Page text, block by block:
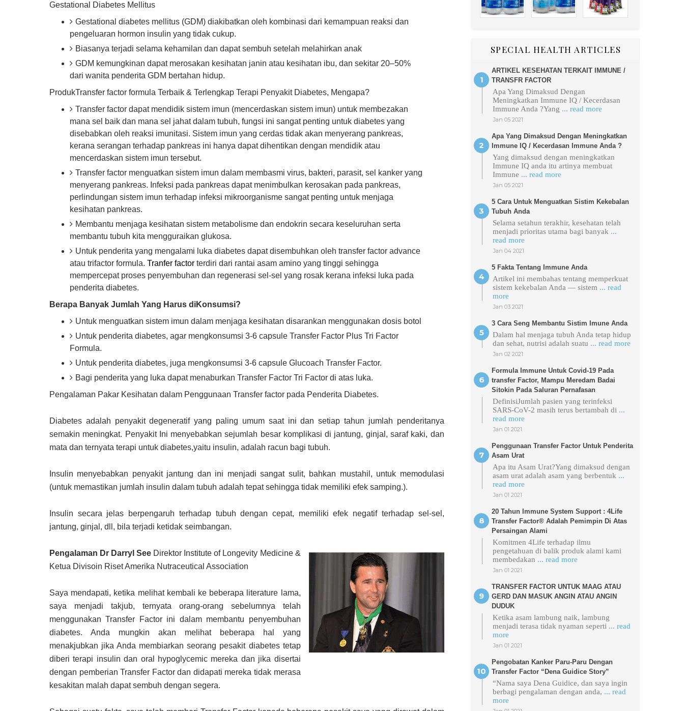
Gestational Diabetes Mellitus
Gestational diabetes mellitus (GDM) diakibatkan oleh kombinasi dari kemampuan reaksi dan
pengeluaran hormon insulin yang tidak cukup.
Biasanya terjadi selama kehamilan dan dapat sembuh setelah melahirkan anak
GDM kemungkinan dapat merosakan kesihatan janin atau kesihatan ibu, dan sekitar 20–50%
dari wanita penderita GDM bertahan hidup.
ProdukTransfer factor formula Terbaik & Terlengkap Terapi Penyakit Diabetes, Mengapa?
Transfer factor dapat mendidik sistem imun (mencerdaskan sistem imun) untuk membezakan
mana sel baik dan mana sel jahat dalam tubuh, fungsi ini sangat penting untuk diabetes yang
disebabkan oleh reaksi imunitasi. Sistem imun yang cerdas tidak akan menyerang pankreas,
kerana serangan terhadap pankreas ini hanya dapat dihentikan dengan mendidik atau
mencerdaskan sistem imun tersebut.
Transfer factor menguatkan sistem imun dalam membasmi virus, bakteri, parasit, sel kanker yang
menyerang pankreas. Infeksi pada pankreas dapat menimbulkan kerosakan pada pankreas,
perlindungan sistem imun terhadap infeksi mikroorganisme sangat penting untuk menjaga
kesihatan pankreas.
Membantu menjaga kesihatan sistem metabolisme dan endokrin secara keseluruhan serta
membantu tubuh kita mengguraikan glukosa.
Untuk penderita yang mengalami luka diabetes dapat disembuhkan oleh transfer factor advance
atau trifactor formula. Tranfer factor terdiri dari rantai asam amino yang tinggi sehingga
mempercepat proses penyembuhan dan regenerasi sel-sel yang rosak kerana infeksi luka pada
penderita diabetes.
Berapa Banyak Jumlah Yang Harus diKonsumsi?
Untuk menguatkan sistem imun dalam menjaga kesihatan disarankan menggunakan dosis botol
Untuk penderita diabetes, agar mengkonsumsi 3-6 capsule Transfer Factor Plus Tri Factor
Formula.
Untuk penderita diabetes, juga mengkonsumsi 3-6 capsule Glucoach Transfer Factor.
Bagi penderita yang luka dapat menaburkan Transfer Factor Tri Factor di atas luka.
Pengalaman Pakar Kesihatan dalam Penggunaan Transfer factor pada Penderita Diabetes.
Diabetes adalah penyakit degeneratif yang paling umum saat ini dan setiap tahun jumlah penderitanya
semakin meningkat. Penyakit Ini menyebabkan sejumlah besar komplikasi di jantung, ginjal, saraf kaki, dan
mata dan ternyata terapi untuk diabetes,yaitu insulin, adalah racun bagi tubuh.
Insulin menyebabkan penyakit jantung dan ini menjadi sangat sulit, bahkan mustahil, untuk memodulasi
(untuk memastikan jumlah insulin dalam tubuh adalah tepat sehingga tidak memiliki efek samping.).
Insulin secara jelas berpengaruh terhadap tubuh dengan cepat, memiliki efek negatif terhadap sel-sel,
jantung, ginjal, dll, bila terjadi ketidak seimbangan.
Pengalaman Dr Darryl See Direktor Institute of Longevity Medicine &
Ketua Divisoin Riset Amerika Nutraceutical Association
Saya mendapati, ketika melihat kembali ke beberapa literature lama,
saya menjadi takjub, ternyata orang-orang sebelumnya telah
menggunakan Transfer Factor ini dalam membantu penyembuhan
diabetes. Anda mungkin akan melihat beberapa hal yang
menakjubkan jika Anda membiarkan seorang pesakit diabetes tetap
diberi terapi insulin dan oral hypoglycemic mereka dan jika disertai
dengan pemberian Transfer Factor dan didapati mereka tidak merasa
kesakitan malah dapat sembuh dengan segera.
SPECIAL HEALTH ARTICLES
ARTIKEL KESEHATAN TERKAIT IMMUNE /
TRANSFR FACTOR
Apa Yang Dimaksud Dengan
Meningkatkan Immune IQ / Kecerdasan
Immune Anda ?Yang ... read more
Jan 05 2021
Apa Yang Dimaksud Dengan Meningkatkan
Immune IQ / Kecerdasan Immune Anda ?
Yang dimaksud dengan meningkatkan
Immune IQ anda itu artinya membuat
Immune ... read more
Jan 05 2021
5 Cara Untuk Menguatkan Sistim Kekebalan
Tubuh Anda
Selama setahun terakhir, kesehatan telah
menjadi prioritas utama bagi banyak ...
read more
Jan 04 2021
5 Fakta Tentang Immune Anda
Artikel ini membahas tentang memperkuat
sistem kekebalan Anda — sistem ... read
more
Jan 03 2021
3 Cara Seng Membantu Sistim Imune Anda
Dalam hal menjaga tubuh Anda tetap hidup
dan sehat, nutrisi adalah suatu ... read more
Jan 02 2021
Formula Immune Untuk Covid-19 Pada
transfer Factor, Mampu Meredam Badai
Sitokin Pada Saluran Pernafasan
DefinisiJumlah pasien yang terinfeksi
SARS-CoV-2 masih terus bertambah di ...
read more
Jan 01 2021
Penggunaan Transfer Factor Untuk Penderita
Asam Urat
Apa itu Asam Urat?Yang dimaksud dengan
asam urat adalah asam yang berbentuk ...
read more
Jan 01 2021
20 Tahun Immune System Support : 4Life
Transfer Factor® Adalah Pemimpin Di Atas
Persaingan Alami
Komitmen 4Life terhadap ilmu
pengetahuan di balik produk alami kami
membedakan ... read more
Jan 01 2021
TRANSFER FACTOR UNTUK MAAG ATAU
GERD DAN MASUK ANGIN ATAU ANGIN
DUDUK
Ketika asam lambung naik, lambung
menjadi terasa tidak nyaman seperti ... read
more
Jan 01 2021
Pengobatan Kanker Paru-Paru Dengan
Transfer Factor “Dena Guidice Story”
“Nama saya Dena Guidice, dan saya ingin
berbagi pengalaman dengan anda, ... read
more